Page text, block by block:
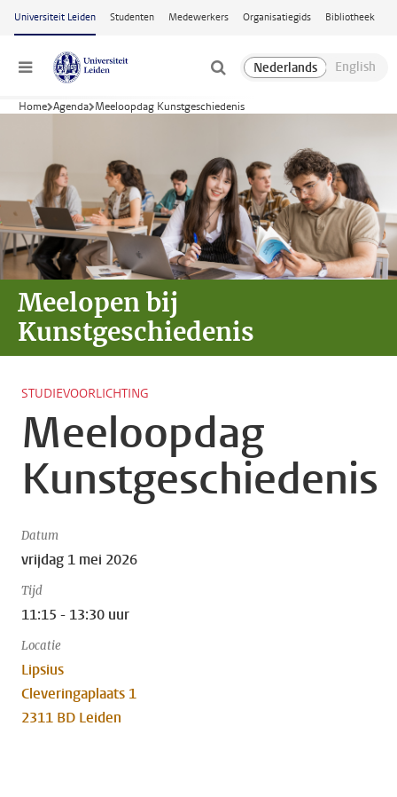
Ga naar hoofdinhoud
Universiteit Leiden Studenten Medewerkers Organisatiegids Bibliotheek
Menu
Home Agenda Meeloopdag Kunstgeschiedenis
Meelopen bij
Kunstgeschiedenis
STUDIEVOORLICHTING
Meeloopdag
Kunstgeschiedenis
Datum
vrijdag 1 mei 2026
Tijd
11:15 - 13:30 uur
Locatie
Lipsius
Cleveringaplaats 1
2311 BD Leiden